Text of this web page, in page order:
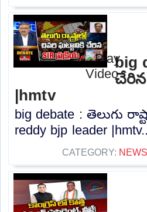
big
చేరిన
|hmtv
big debate : తెలుగు
reddy bjp leader
CATEGORY: NEWS